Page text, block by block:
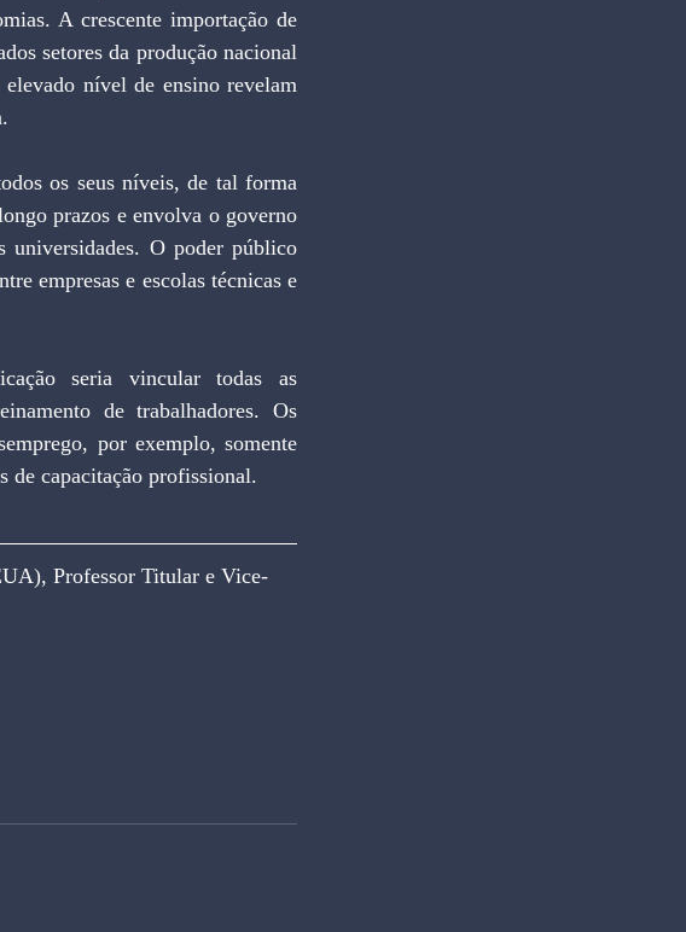
A crescente importação de
setores da produção nacional
elevado nível de ensino revelam
os seus níveis, de tal forma
prazos e envolva o governo
universidades. O poder público
empresas e escolas técnicas e
seria vincular todas as
de trabalhadores. Os
por exemplo, somente
de capacitação profissional.
Professor Titular e Vice-